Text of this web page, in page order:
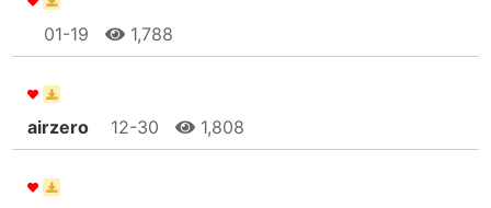
01-19 1,788
airzero 12-30 1,808